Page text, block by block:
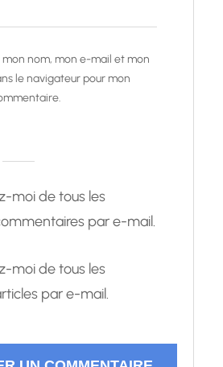
nom, mon e-mail et mon
le navigateur pour mon
moi de tous les
par e-mail.
moi de tous les
par e-mail.